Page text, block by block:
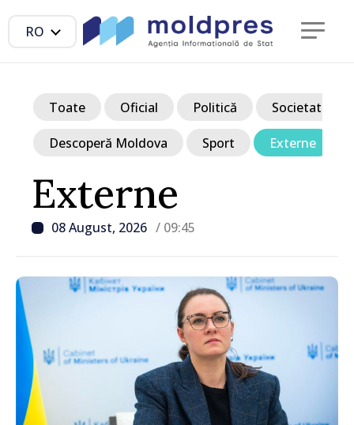
RO
Externe
08 August, 2026 / 09:45
Toate Oficial Politică Societate
Descoperă Moldova Sport Externe